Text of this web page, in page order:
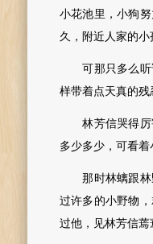
小花池里，小狗
久，附近人家的
可那只多么听话
样带着点天真的
林芳信哭得厉害
多少多少，可看着
那时林螭跟林野
过许多的小野物
过他，见林芳信蔫